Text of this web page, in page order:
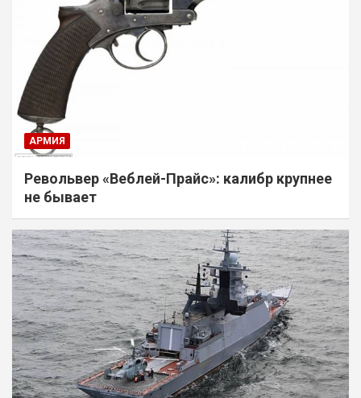
АРМИЯ
Револьвер «Веблей-Прайс»: калибр крупнее
не бывает